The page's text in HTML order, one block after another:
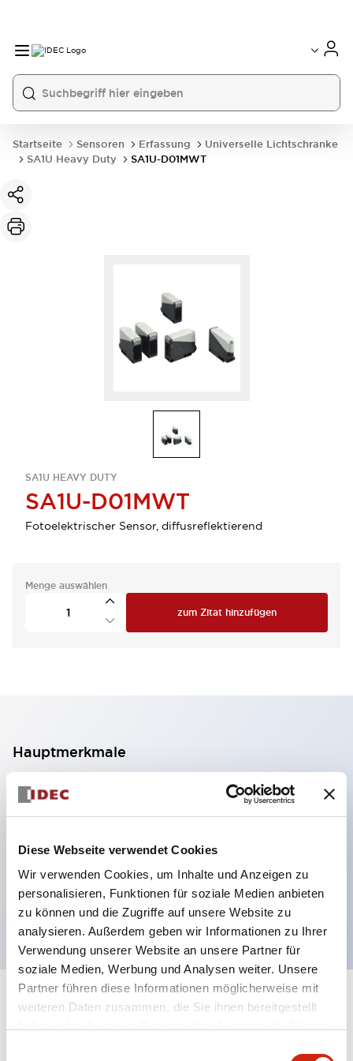
Diese Webseite verwendet Cookies
Wir verwenden Cookies, um Inhalte und Anzeigen zu
personalisieren, Funktionen für soziale Medien anbieten
zu können und die Zugriffe auf unsere Website zu
analysieren. Außerdem geben wir Informationen zu Ihrer
Verwendung unserer Website an unsere Partner für
soziale Medien, Werbung und Analysen weiter. Unsere
Partner führen diese Informationen möglicherweise mit
weiteren Daten zusammen, die Sie ihnen bereitgestellt
Startseite Sensoren Erfassung
Universelle Lichtschranke
SA1U Heavy Duty
SA1U-D01MWT
SA1U HEAVY DUTY
SA1U-D01MWT
Fotoelektrischer Sensor, diffusreflektierend
Menge auswählen
zum Zitat hinzufügen
Hauptmerkmale
Diffuse Reflexion mit Zeitverzögerung
12 bis 24 VDC Stromversorgung
NPN/PNP Ausgang
Mit Zeitverzögerungsfunktionen
Spezifikationen Alle erweitern